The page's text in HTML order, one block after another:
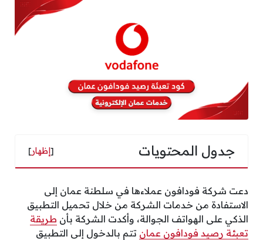
جدول المحتويات [إظهار]
دعت شركة فودافون عملاءها في سلطنة عمان إلى
الاستفادة من خدمات الشركة من خلال تحميل التطبيق
الذكي على الهواتف الجوالة، وأكدت الشركة بأن طريقة
تعبئة رصيد فودافون عمان تتم بالدخول إلى التطبيق